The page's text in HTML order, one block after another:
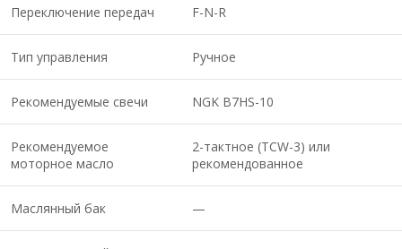
Переключение передач F-N-R
Тип управления Ручное
Рекомендуемые свечи NGK B7HS-10
Рекомендуемое
моторное масло
2-тактное (TCW-3) или
рекомендованное
Маслянный бак —